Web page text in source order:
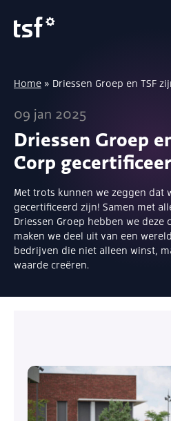
Home » Driessen Groep en TSF
09 jan 2025
Driessen Groep
Corp
Met trots kunnen we zeggen dat
gecertificeerd zijn! Samen met
Driessen Groep hebben we
maken we deel uit van een
bedrijven die niet alleen winst,
waarde creëren.